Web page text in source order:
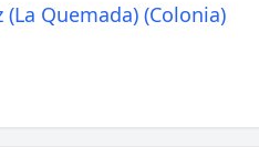
Quemada) (Colonia)